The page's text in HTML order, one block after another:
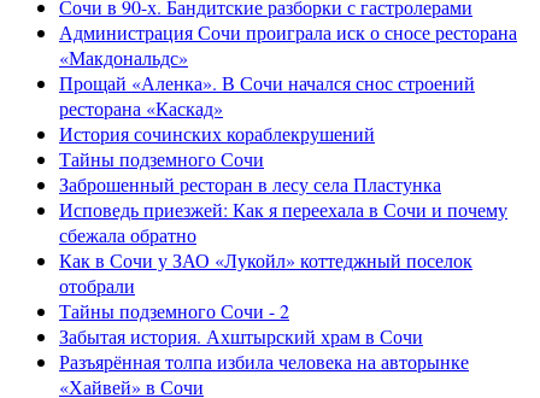
Сочи в 90-х. Бандитские разборки с гастролерами
Администрация Сочи проиграла иск о сносе ресторана
«Макдональдс»
Прощай «Аленка». В Сочи начался снос строений
ресторана «Каскад»
История сочинских кораблекрушений
Тайны подземного Сочи
Заброшенный ресторан в лесу села Пластунка
Исповедь приезжей: Как я переехала в Сочи и почему
сбежала обратно
Как в Сочи у ЗАО «Лукойл» коттеджный поселок
отобрали
Тайны подземного Сочи - 2
Забытая история. Ахштырский храм в Сочи
Разъярённая толпа избила человека на авторынке
«Хайвей» в Сочи